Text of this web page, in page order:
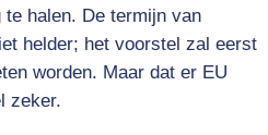
halen. De termijn van
helder; het voorstel zal eerst
worden. Maar dat er EU
zeker.